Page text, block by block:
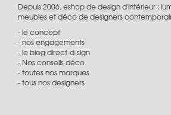
Depuis 2006, eshop de design d'intérieur :
meubles et déco de designers
le concept
nos engagements
le blog direct-d-sign
Nos conseils déco
toutes nos marques
tous nos designers